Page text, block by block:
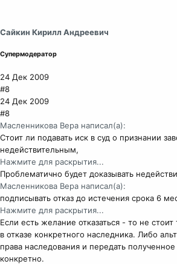
Сайкин Кирилл Андреевич
Супермодератор
24 Дек 2009
#8
24 Дек 2009
#8
Масленникова Вера написал(а):
Стоит ли подавать иск в суд о признании
недействительным,
Нажмите для раскрытия...
Проблематично будет доказывать
Масленникова Вера написал(а):
подписывать отказ до истечения срока 6
Нажмите для раскрытия...
Если есть желание отказаться - то не стоит
в отказе конкретного наследника. Либо
права наследования и передать
конкретно.